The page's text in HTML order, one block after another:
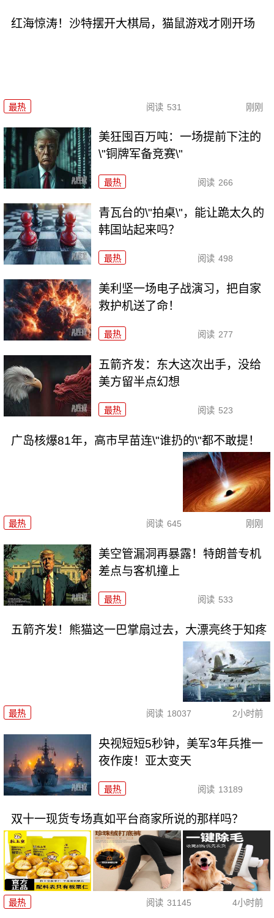
红海惊涛！沙特摆开大棋局，猫鼠游戏才刚开场
最热 阅读 531 刚刚
美狂囤百万吨：一场提前下注的
\"铜牌军备竞赛\"
最热 阅读 266
青瓦台的\"拍桌\"，能让跪太久的
韩国站起来吗？
最热 阅读 498
美利坚一场电子战演习，把自家
救护机送了命！
最热 阅读 277
五箭齐发：东大这次出手，没给
美方留半点幻想
最热 阅读 523
广岛核爆81年，高市早苗连\"谁扔的\"都不敢提！
最热 阅读 645 刚刚
美空管漏洞再暴露！特朗普专机
差点与客机撞上
最热 阅读 533
五箭齐发！熊猫这一巴掌扇过去，大漂亮终于知疼
最热 阅读 18037 2小时前
央视短短5秒钟，美军3年兵推一
夜作废！亚太变天
最热 阅读 13189
双十一现货专场真如平台商家所说的那样吗？
最热 阅读 31145 4小时前